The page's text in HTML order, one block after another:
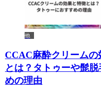
他
CCAC麻酔クリームの
とは？タトゥーや髭
めの理由